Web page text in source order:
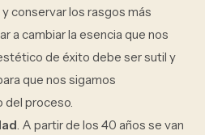
conservar los rasgos más
a cambiar la esencia que nos
de éxito debe ser sutil y
que nos sigamos
del proceso.
. A partir de los 40 años se van